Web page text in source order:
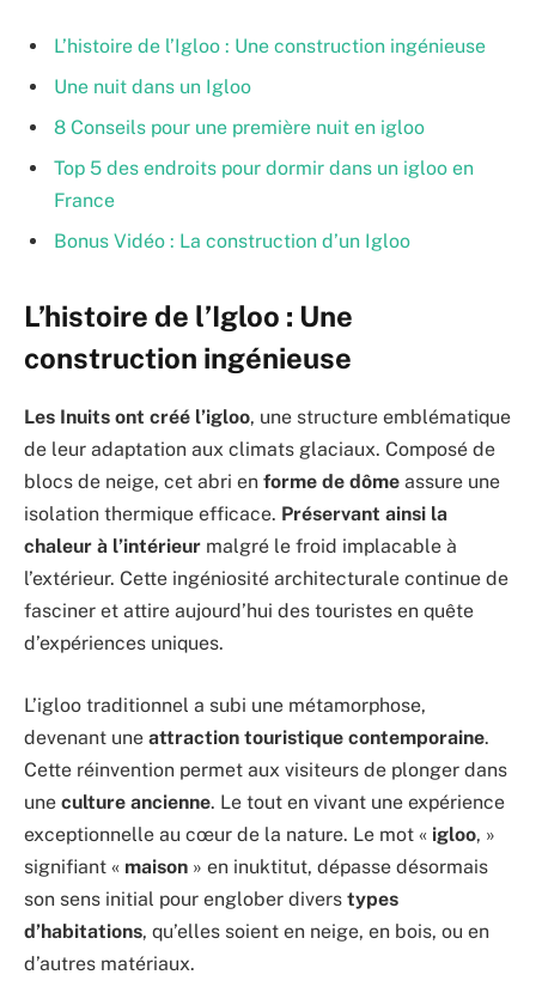
L’histoire de l’Igloo : Une construction ingénieuse
Une nuit dans un Igloo
8 Conseils pour une première nuit en igloo
Top 5 des endroits pour dormir dans un igloo en
France
Bonus Vidéo : La construction d’un Igloo
L’histoire de l’Igloo : Une
construction ingénieuse
Les Inuits ont créé l’igloo, une structure emblématique
de leur adaptation aux climats glaciaux. Composé de
blocs de neige, cet abri en forme de dôme assure une
isolation thermique efficace. Préservant ainsi la
chaleur à l’intérieur malgré le froid implacable à
l’extérieur. Cette ingéniosité architecturale continue de
fasciner et attire aujourd’hui des touristes en quête
d’expériences uniques.
L’igloo traditionnel a subi une métamorphose,
devenant une attraction touristique contemporaine.
Cette réinvention permet aux visiteurs de plonger dans
une culture ancienne. Le tout en vivant une expérience
exceptionnelle au cœur de la nature. Le mot « igloo, »
signifiant « maison » en inuktitut, dépasse désormais
son sens initial pour englober divers types
d’habitations, qu’elles soient en neige, en bois, ou en
d’autres matériaux.